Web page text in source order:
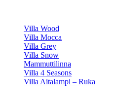
Villa Wood
Villa Mocca
Villa Grey
Villa Snow
Mammuttilinna
Villa 4 Seasons
Villa Aitalampi – Ruka